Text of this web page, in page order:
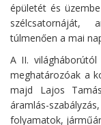
épületét és
szélcsatornáját,
túlmenően a mai
A II.
meghatározóak a
majd Lajos
áramlás-
folyamatok,